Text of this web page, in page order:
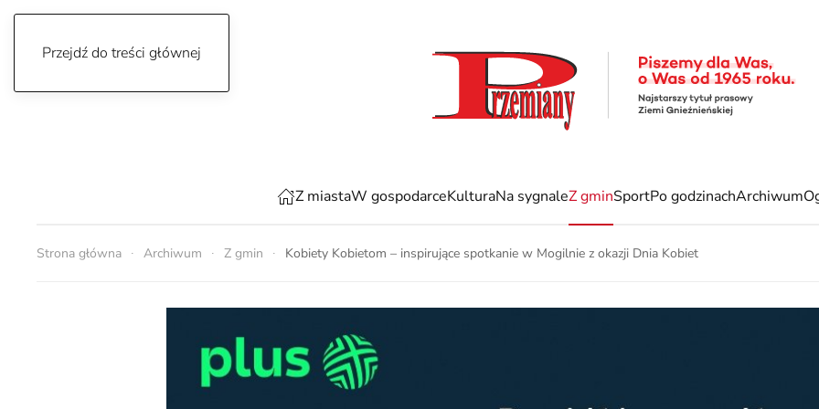
Przejdź do treści głównej
Z miastaW gospodarceKulturaNa sygnaleZ gminSportPo godzinachArchiwum
Strona główna Archiwum Z gmin Kobiety Kobietom – inspirujące spotkanie w Mogilnie z okazji Dnia Kobiet